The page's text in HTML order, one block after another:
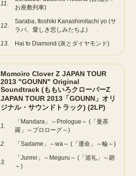
11.
お座敷列車)
12.
Saraba, Itoshiki Kanashimitachi yo (サ
ラバ、愛しき悲しみたちよ)
13.
Hai to Diamond (灰とダイヤモンド)
Momoiro Clover Z JAPAN TOUR
2013 "GOUNN" Original
Soundtrack (ももいろクローバーZ
JAPAN TOUR 2013「GOUNN」オリ
ジナル・サウンドトラック) (2LP)
1.
「Mandara」～Prologue～ (「曼荼
羅」～プロローグ～)
2.
「Sadame」～wa～ (「運命」～輪～)
3.
「Junrei」～Meguru～ (「巡礼」～廻
～)